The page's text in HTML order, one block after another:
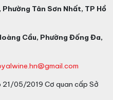
Walker sẽ ra các phiên
vẫn là nguyên bản nhưng
dịp Tết. Các phiên bản
Lịch.
Phường Tân Sơn Nhất, TP Hồ
Cầu, Phường Đống Đa,
05/2019 Cơ quan cấp Sở